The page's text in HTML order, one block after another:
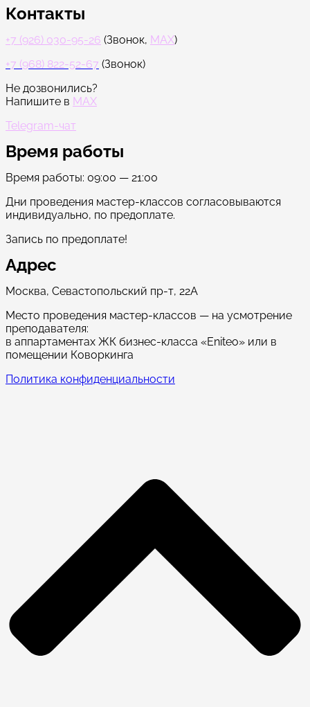
Контакты
+7 (926) 030-95-26 (Звонок, MAX)
+7 (968) 822-52-67 (Звонок)
Не дозвонились?
Напишите в MAX
Telegram-чат
Время работы
Время работы: 09:00 — 21:00
Дни проведения мастер-классов согласовываются
индивидуально, по предоплате.
Запись по предоплате!
Адрес
Москва, Севастопольский пр-т, 22А
Место проведения мастер-классов — на усмотрение
преподавателя:
в аппартаментах ЖК бизнес-класса «Eniteo» или в
помещении Коворкинга
Политика конфиденциальности